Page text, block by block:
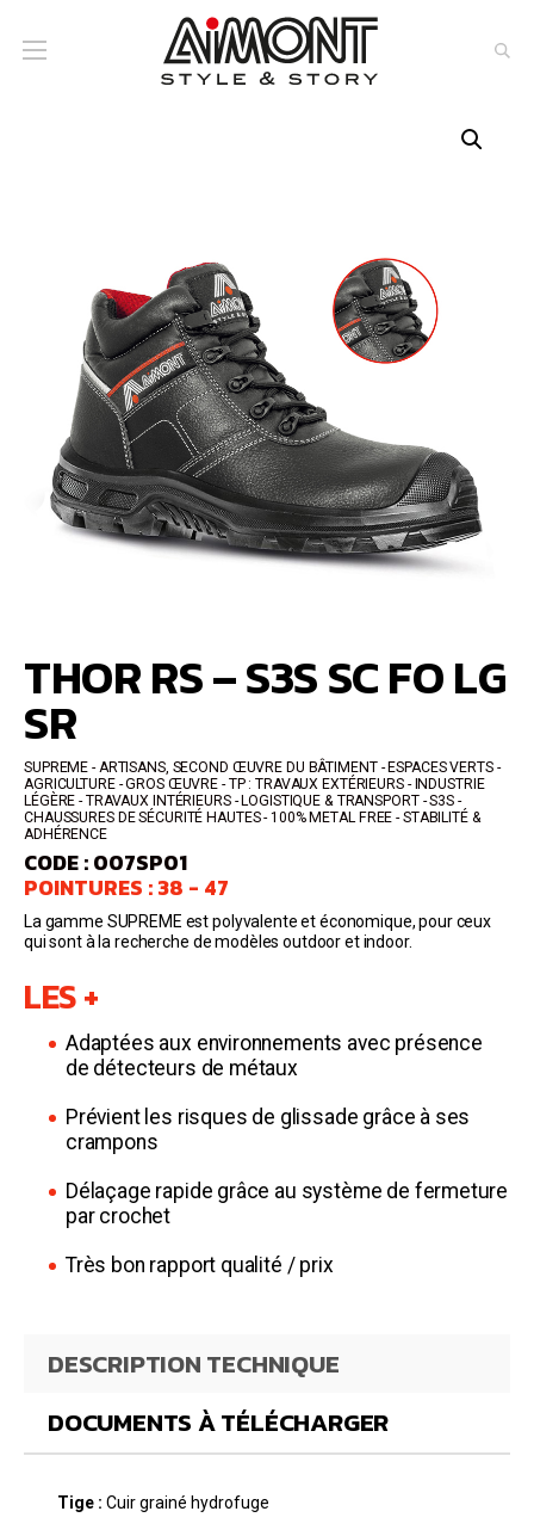
THOR RS – S3S SC FO LG
SR
CODE : 007SP01
POINTURES : 38 - 47
La gamme SUPREME est polyvalente et économique, pour ceux
qui sont à la recherche de modèles outdoor et indoor.
LES +
Adaptées aux environnements avec présence
de détecteurs de métaux
Prévient les risques de glissade grâce à ses
crampons
Délaçage rapide grâce au système de fermeture
par crochet
Très bon rapport qualité / prix
SUPREME
ARTISANS, SECOND ŒUVRE DU BÂTIMENT - ESPACES VERTS -
AGRICULTURE - GROS ŒUVRE - TP : TRAVAUX EXTÉRIEURS - INDUSTRIE
LÉGÈRE - TRAVAUX INTÉRIEURS - LOGISTIQUE & TRANSPORT
S3S
CHAUSSURES DE SÉCURITÉ HAUTES
100% METAL FREE - STABILITÉ &
ADHÉRENCE
DESCRIPTION TECHNIQUE
DOCUMENTS À TÉLÉCHARGER
Tige : Cuir grainé hydrofuge